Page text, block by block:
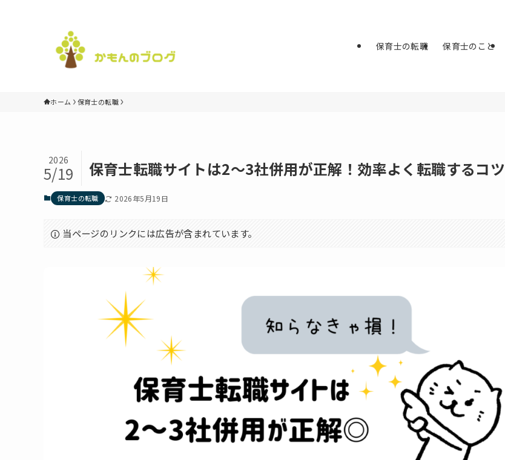
保育士の転職 保育士のこと
ホーム 保育士の転職
保育士転職サイトは2〜3社併用が正解！効率よく転職するコツ
2026
5/19
保育士の転職 2026年5月19日
当ページのリンクには広告が含まれています。